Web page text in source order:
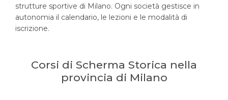
strutture sportive di Milano. Ogni società gestisce in
autonomia il calendario, le lezioni e le modalità di
iscrizione.
Corsi di Scherma Storica nella
provincia di Milano